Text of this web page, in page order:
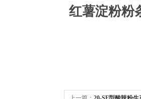
红薯淀粉粉